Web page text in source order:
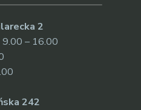
2
9.00 – 16.00
242